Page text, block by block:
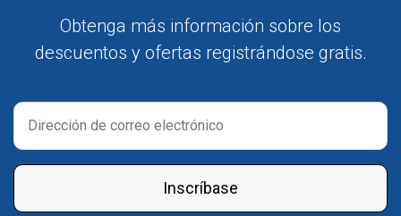
Obtenga más información sobre los
descuentos y ofertas registrándose gratis.
Inscríbase